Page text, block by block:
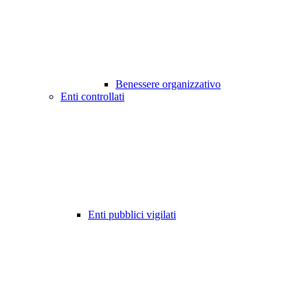
Benessere organizzativo
Enti controllati
Enti pubblici vigilati